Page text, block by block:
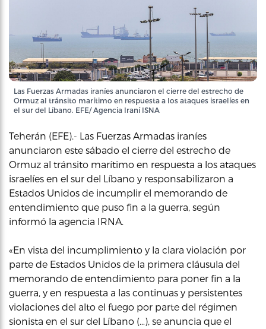
Las Fuerzas Armadas iraníes anunciaron el cierre del estrecho de
Ormuz al tránsito marítimo en respuesta a los ataques israelíes en
el sur del Líbano. EFE/ Agencia Iraní ISNA
Teherán (EFE).- Las Fuerzas Armadas iraníes
anunciaron este sábado el cierre del estrecho de
Ormuz al tránsito marítimo en respuesta a los ataques
israelíes en el sur del Líbano y responsabilizaron a
Estados Unidos de incumplir el memorando de
entendimiento que puso fin a la guerra, según
informó la agencia IRNA.
«En vista del incumplimiento y la clara violación por
parte de Estados Unidos de la primera cláusula del
memorando de entendimiento para poner fin a la
guerra, y en respuesta a las continuas y persistentes
violaciones del alto el fuego por parte del régimen
sionista en el sur del Líbano (…), se anuncia que el